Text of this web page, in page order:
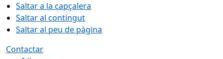
Saltar a la capçalera
Saltar al contingut
Saltar al peu de pàgina
Contactar